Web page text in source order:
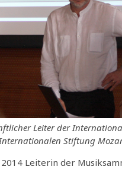
Leiter der
Stiftung
Leiterin der